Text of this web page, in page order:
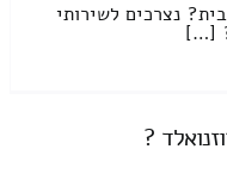
נצרכים לשירותי
[…]
?